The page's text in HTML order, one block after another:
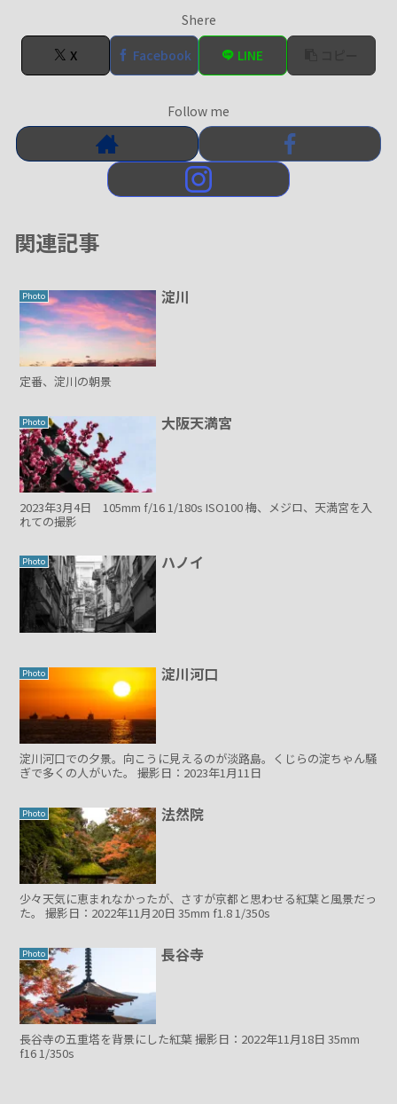
Shere
X
Facebook LINE
Follow me
関連記事
Photo 淀川
定番、淀川の朝景
Photo 大阪天満宮
2023年3月4日 105mm f/16 1/180s ISO100 梅、メジロ、天満宮を入
れての撮影
Photo ハノイ
Photo 淀川河口
淀川河口での夕景。向こうに見えるのが淡路島。くじらの淀ちゃん騒
ぎで多くの人がいた。 撮影日：2023年1月11日
Photo 法然院
少々天気に恵まれなかったが、さすが京都と思わせる紅葉と風景だっ
た。 撮影日：2022年11月20日 35mm f1.8 1/350s
Photo 長谷寺
長谷寺の五重塔を背景にした紅葉 撮影日：2022年11月18日 35mm
f16 1/350s